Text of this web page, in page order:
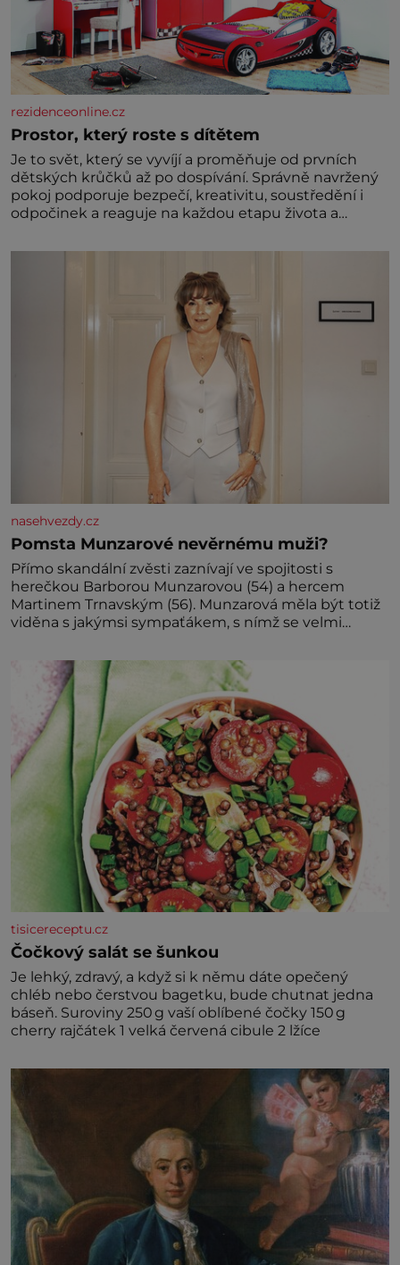
rezidenceonline.cz
Prostor, který roste s dítětem
Je to svět, který se vyvíjí a proměňuje od prvních
dětských krůčků až po dospívání. Správně navržený
pokoj podporuje bezpečí, kreativitu, soustředění i
odpočinek a reaguje na každou etapu života a
jednoduchost, měkkost a bezpečí, proto by pokoj
nasehvezdy.cz
Pomsta Munzarové nevěrnému muži?
Přímo skandální zvěsti zaznívají ve spojitosti s
herečkou Barborou Munzarovou (54) a hercem
Martinem Trnavským (56). Munzarová měla být totiž
viděna s jakýmsi sympaťákem, s nímž se velmi
tisicereceptu.cz
Čočkový salát se šunkou
Je lehký, zdravý, a když si k němu dáte opečený
chléb nebo čerstvou bagetku, bude chutnat jedna
báseň. Suroviny 250 g vaší oblíbené čočky 150 g
cherry rajčátek 1 velká červená cibule 2 lžíce